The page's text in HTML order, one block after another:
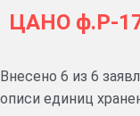
ЦАНО ф.Р-
Внесено 6 из 6
описи единиц